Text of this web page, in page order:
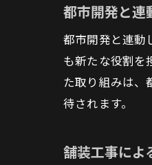
都市開発と連
都市開発と連動
も新たな役割を
た取り組みは、
待されます。
舗装工事によ